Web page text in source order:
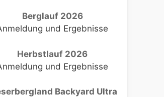
Berglauf 2026
und Ergebnisse
Herbstlauf 2026
und Ergebnisse
Backyard Ultra